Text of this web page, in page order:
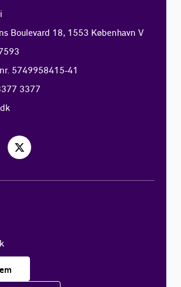
Boulevard 18, 1553 København V
5749958415-41
3377